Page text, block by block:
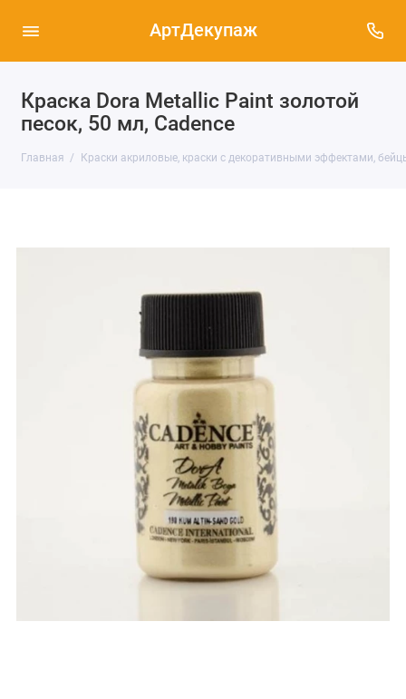
АртДекупаж
Краска Dora Metallic Paint золотой
песок, 50 мл, Cadence
Главная Краски акриловые, краски с декоративными эффектами,